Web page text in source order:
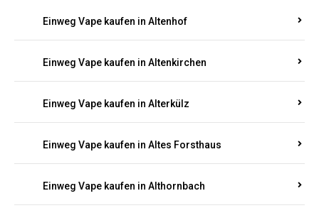
Einweg Vape kaufen in Altenhof
Einweg Vape kaufen in Altenkirchen
Einweg Vape kaufen in Alterkülz
Einweg Vape kaufen in Altes Forsthaus
Einweg Vape kaufen in Althornbach